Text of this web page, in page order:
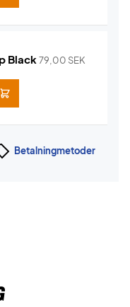
Black79,00 SEK
Betalningmetoder